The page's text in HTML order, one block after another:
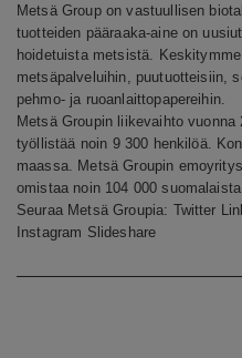
Metsä Group on vastuullisen
tuotteiden pääraaka-aine on
hoidetuista metsistä.
metsäpalveluihin, puutuotteisiin,
pehmo- ja ruoanlaittopapereihin.
Metsä Groupin liikevaihto
työllistää noin 9 300 henkilöä.
maassa. Metsä Groupin
omistaa noin 104 000
Seuraa Metsä Groupia: Twitter
Instagram Slideshare